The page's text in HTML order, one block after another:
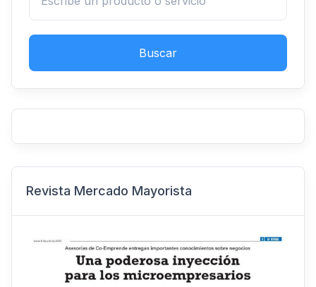
Buscar
Revista Mercado Mayorista